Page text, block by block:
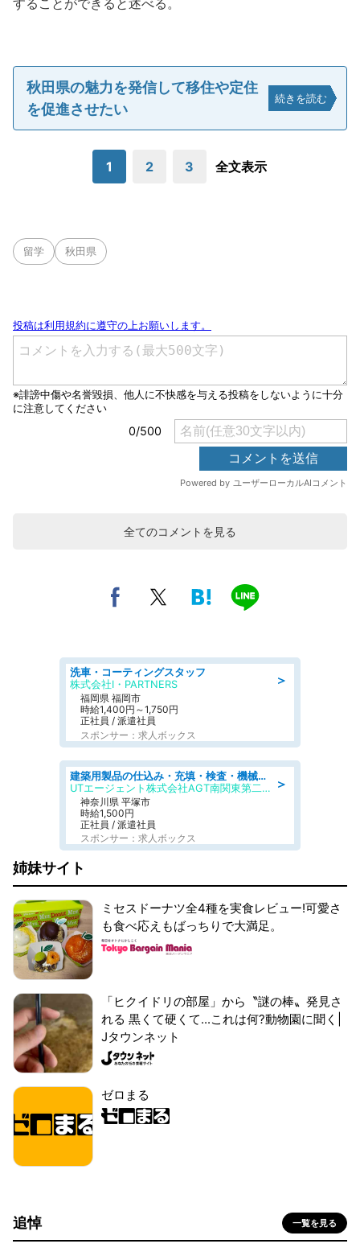
することができると述べる。
秋田県の魅力を発信して移住や定住
を促進させたい
続きを読む
1 2 3 全文表示
留学 秋田県
全てのコメントを見る
＞
洗車・コーティングスタッフ
株式会社I・PARTNERS
福岡県 福岡市
時給1,400円～1,750円
正社員 / 派遣社員
スポンサー：求人ボックス
＞
建築用製品の仕込み・充填・検査・機械操作/寮完備/日払い/工場・製造
UTエージェント株式会社AGT南関東第二CU
神奈川県 平塚市
時給1,500円
正社員 / 派遣社員
スポンサー：求人ボックス
姉妹サイト
ミセスドーナツ全4種を実食レビュー!可愛さ
も食べ応えもばっちりで大満足。
「ヒクイドリの部屋」から〝謎の棒〟発見さ
れる 黒くて硬くて...これは何?動物園に聞く|
Jタウンネット
ゼロまる
追悼 一覧を見る